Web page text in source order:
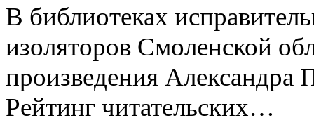
В библиотеках
изоляторов Смоленской
произведения
Рейтинг читательских…